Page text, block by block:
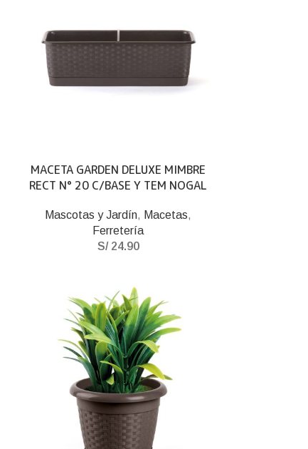
MACETA GARDEN DELUXE MIMBRE
RECT N° 20 C/BASE Y TEM NOGAL
Mascotas y Jardín, Macetas,
Ferretería
S/24.90